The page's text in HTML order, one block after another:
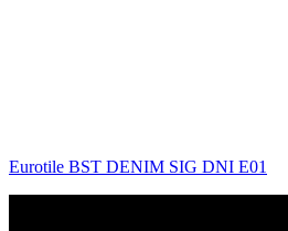
Eurotile BST DENIM SIG DNI E01